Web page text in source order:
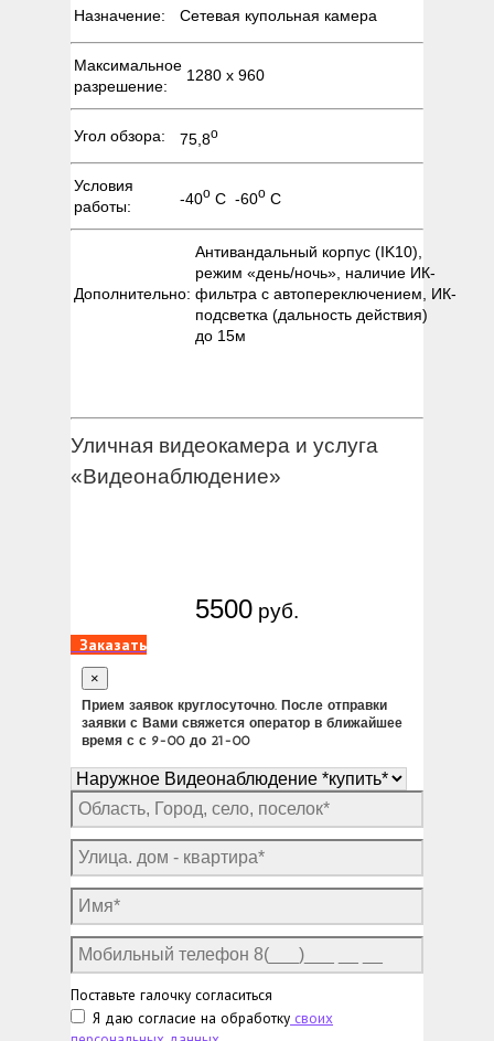
Назначение: Сетевая купольная камера
Максимальное
разрешение:
1280 х 960
Угол обзора: 75,8о
Условия
работы:
-40о С -60о С
Дополнительно:
Антивандальный корпус (IK10),
режим «день/ночь», наличие ИК-
фильтра с автопереключением, ИК-
подсветка (дальность действия)
до 15м
Уличная видеокамера и услуга
«Видеонаблюдение»
5500 руб.
Заказать
×
Прием заявок круглосуточно. После отправки
заявки с Вами свяжется оператор в ближайшее
время с с 9-00 до 21-00
Поставьте галочку согласиться
Я даю согласие на обработку своих